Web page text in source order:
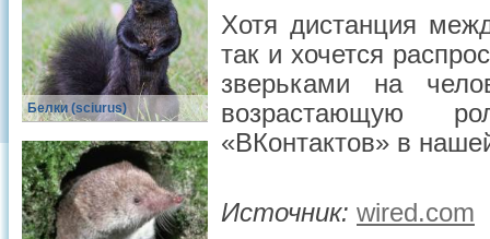
Белки (sciurus)
Хотя дистанция
так и хочется
зверьками на
возрастающую
«ВКонтактов» в
Источник: wired.com